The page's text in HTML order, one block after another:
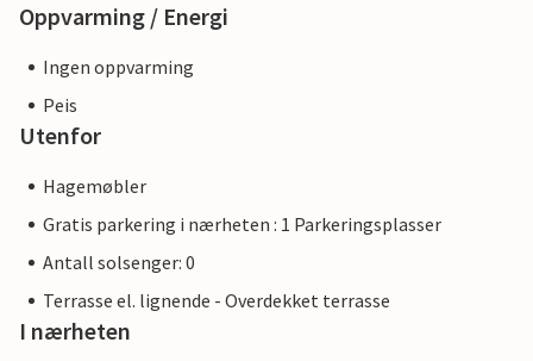
Oppvarming / Energi
Ingen oppvarming
Peis
Utenfor
Hagemøbler
Gratis parkering i nærheten : 1 Parkeringsplasser
Antall solsenger: 0
Terrasse el. lignende - Overdekket terrasse
I nærheten